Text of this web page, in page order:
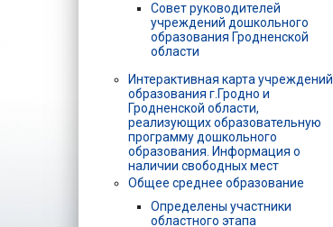
Совет руководителей
учреждений дошкольного
образования Гродненской
области
Интерактивная карта учреждений
образования г.Гродно и
Гродненской области,
реализующих образовательную
программу дошкольного
образования. Информация о
наличии свободных мест
Общее среднее образование
Определены участники
областного этапа